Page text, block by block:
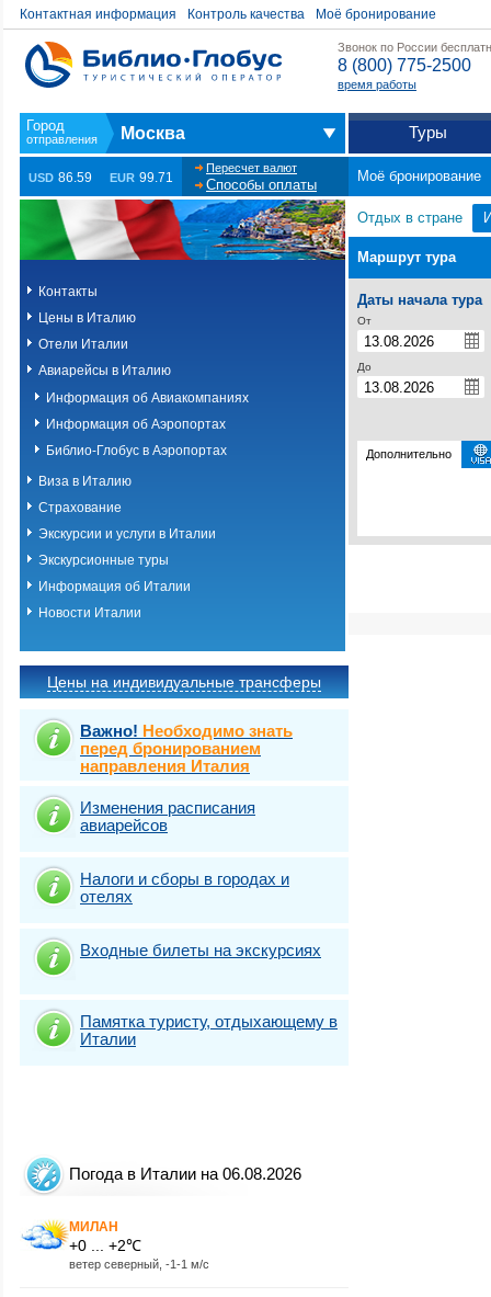
Контактная информация Контроль качества Моё бронирование
Звонок по России
8 (800) 775-2500
время работы
Москва Туры
USD 86.59 EUR 99.71
Пересчет валют
Способы оплаты
Моё бронирование
Контакты
Цены в Италию
Отели Италии
Авиарейсы в Италию
Информация об Авиакомпаниях
Информация об Аэропортах
Библио-Глобус в Аэропортах
Виза в Италию
Страхование
Экскурсии и услуги в Италии
Экскурсионные туры
Информация об Италии
Новости Италии
Цены на индивидуальные трансферы
Важно! Необходимо знать
перед бронированием
направления Италия
Изменения расписания
авиарейсов
Налоги и сборы в городах и
отелях
Входные билеты на экскурсиях
Памятка туристу, отдыхающему в
Италии
Погода в Италии на 06.08.2026
МИЛАН
+0 ... +2℃
ветер северный, -1-1 м/с
Отдых в стране
Маршрут тура
Даты начала тура
От
До
Дополнительно